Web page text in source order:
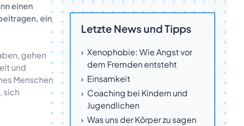
Letzte News und Tipps
Xenophobie: Wie Angst vor
dem Fremden entsteht
Einsamkeit
Coaching bei Kindern und
Jugendlichen
Was uns der Körper zu sagen
einen
ein
gehen
und
Menschen
sich